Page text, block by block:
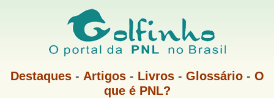
Pular
para
o
principal
G
M
Destaques- Artigos- Livros- Glossário- O
que é PNL?